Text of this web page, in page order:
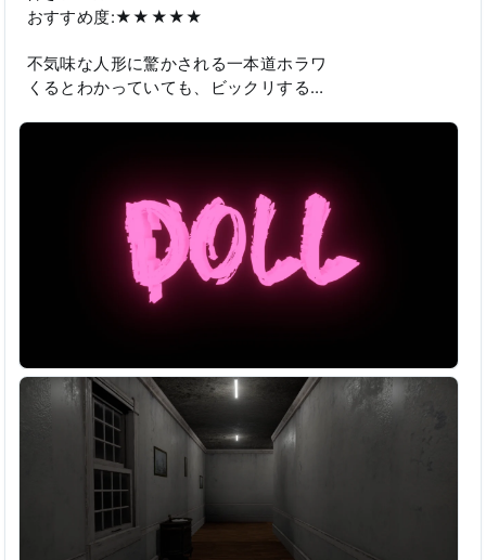
おすすめ度:★★★★★
不気味な人形に驚かされる一本道ホラワ
くるとわかっていても、ビックリする…